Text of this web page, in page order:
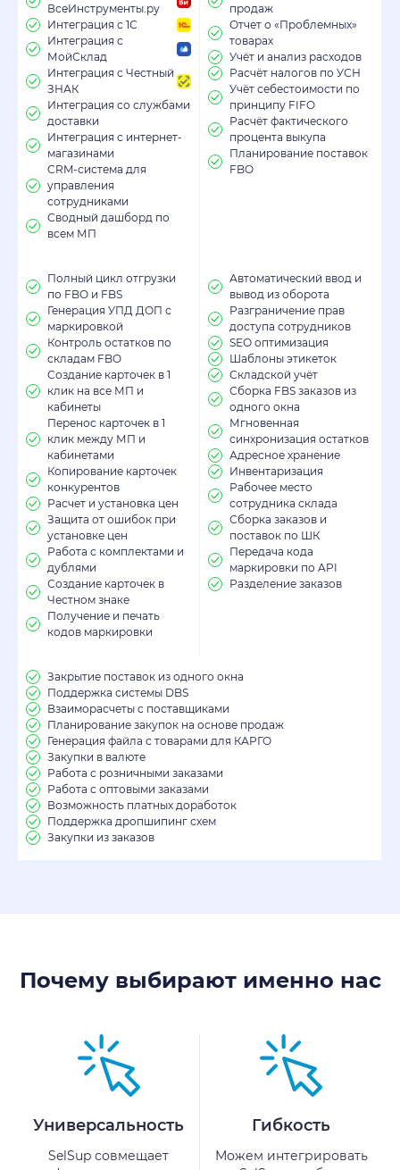
ВсеИнструменты.ру
Интеграция с 1С
Интеграция с
МойСклад
Интеграция с Честный
ЗНАК
Интеграция со службами
доставки
Интеграция с интернет-
магазинами
CRM-система для
управления
сотрудниками
Сводный дашборд по
всем МП
продаж
Отчет о «Проблемных»
товарах
Учёт и анализ расходов
Расчёт налогов по УСН
Учёт себестоимости по
принципу FIFO
Расчёт фактического
процента выкупа
Планирование поставок
FBO
Полный цикл отгрузки
по FBO и FBS
Генерация УПД ДОП с
маркировкой
Контроль остатков по
складам FBO
Создание карточек в 1
клик на все МП и
кабинеты
Перенос карточек в 1
клик между МП и
кабинетами
Копирование карточек
конкурентов
Расчет и установка цен
Защита от ошибок при
установке цен
Работа с комплектами и
дублями
Создание карточек в
Честном знаке
Получение и печать
кодов маркировки
Автоматический ввод и
вывод из оборота
Разграничение прав
доступа сотрудников
SЕО оптимизация
Шаблоны этикеток
Складской учёт
Сборка FBS заказов из
одного окна
Мгновенная
синхронизация остатков
Адресное хранение
Инвентаризация
Рабочее место
сотрудника склада
Сборка заказов и
поставок по ШК
Передача кода
маркировки по API
Разделение заказов
Закрытие поставок из одного окна
Поддержка системы DBS
Взаиморасчеты с поставщиками
Планирование закупок на основе продаж
Генерация файла с товарами для КАРГО
Закупки в валюте
Работа с розничными заказами
Работа с оптовыми заказами
Возможность платных доработок
Поддержка дропшипинг схем
Закупки из заказов
Почему выбирают именно нас
Универсальность
SelSup совмещает
Гибкость
Можем интегрировать